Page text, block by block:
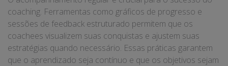
coaching. Ferramentas como gráficos de progresso e
sessões de feedback estruturado permitem que os
coachees visualizem suas conquistas e ajustem suas
estratégias quando necessário. Essas práticas garantem
que o aprendizado seja contínuo e que os objetivos sejam